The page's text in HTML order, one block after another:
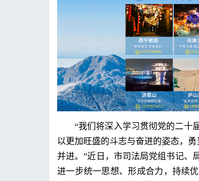
“我们将深入学习贯彻党的二十
以更加旺盛的斗志与奋进的姿态，
并进。”近日，市司法局党组书记、
进一步统一思想、形成合力，持续